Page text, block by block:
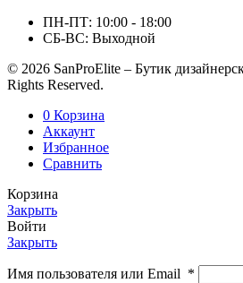
ПН-ПТ: 10:00 - 18:00
СБ-ВС: Выходной
© 2026 SanProElite – Бутик
Rights Reserved.
0 Корзина
Аккаунт
Избранное
Сравнить
Корзина
Закрыть
Войти
Закрыть
Имя пользователя или Email *